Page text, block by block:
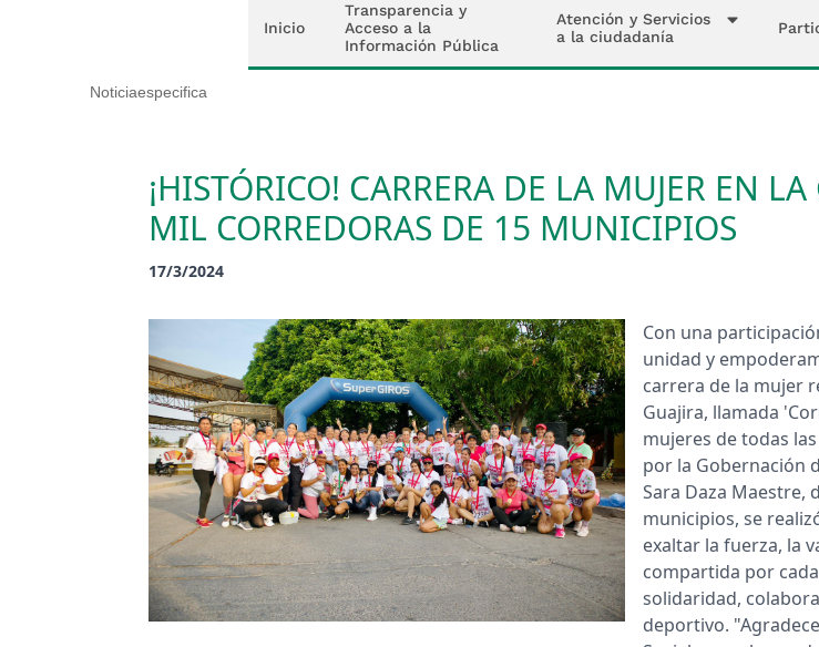
Inicio
Transparencia y
Acceso a la
Información Pública
Atención y Servicios
a la ciudadanía
Noticiaespecifica
¡HISTÓRICO! CARRERA DE LA MUJER EN
MIL CORREDORAS DE 15 MUNICIPIOS
17/3/2024
​Con una
unidad y
carrera de la mujer
Guajira, llamada
mujeres de todas
por la Gobernación
Sara Daza Maestre,
municipios, se
exaltar la fuerza, la
compartida por
solidaridad,
deportivo.